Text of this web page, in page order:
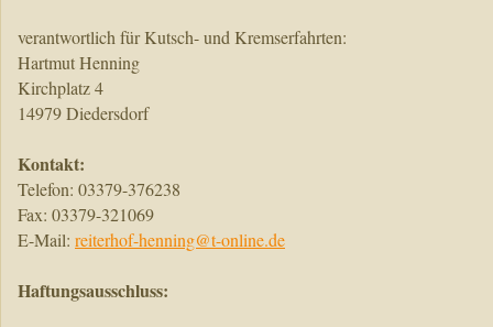
verantwortlich für Kutsch- und Kremserfahrten:
Hartmut Henning
Kirchplatz 4
14979 Diedersdorf
Kontakt:
Telefon: 03379-376238
Fax: 03379-321069
E-Mail: reiterhof-henning@t-online.de
Haftungsausschluss: